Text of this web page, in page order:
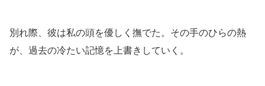
別れ際、彼は私の頭を優しく撫でた。その手のひらの熱
が、過去の冷たい記憶を上書きしていく。